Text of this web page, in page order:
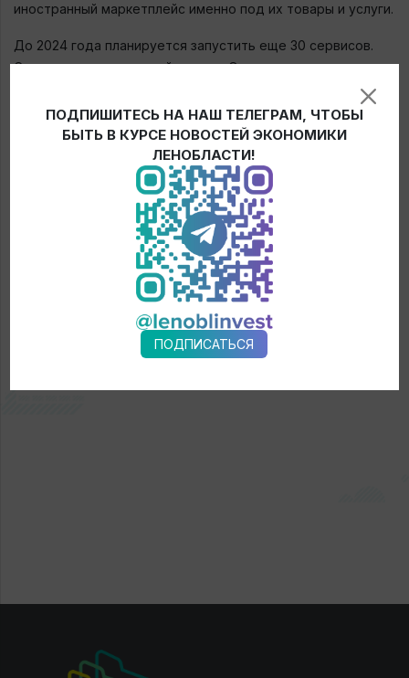
иностранный маркетплейс именно под их товары и услуги.
До 2024 года планируется запустить еще 30 сервисов.
Среди них — платежный сервис. Он позволит компаниям
получать подтверждения об их оплате, оплачивать
услуги аккредитованных банков-партеров и многое
Платформа «Мой экспорт» открыта Российским
экспортным центром в рамках реализации национального
проекта «Международная кооперация и экспорт».
ПОДПИШИТЕСЬ НА НАШ ТЕЛЕГРАМ, ЧТОБЫ
БЫТЬ В КУРСЕ НОВОСТЕЙ ЭКОНОМИКИ
ЛЕНОБЛАСТИ!
ПОДПИСАТЬСЯ